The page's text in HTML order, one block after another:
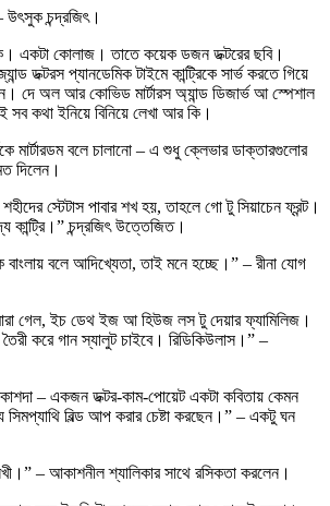
চন্দ্রজিৎ।
একটা কোলাজ। তাতে কয়েক ডজন ডক্টরের ছবি।
ডক্টরস প্যানডেমিক টাইমে কান্ট্রিকে সার্ভ করতে গিয়ে
দে অল আর কোভিড মার্টারস অ্যান্ড ডিজার্ভ আ স্পেশাল
কথা ইনিয়ে বিনিয়ে লেখা আর কি।
মার্টারডম বলে চালানো – এ শুধু ক্লেভার ডাক্তারগুলোর
দিলেন।
স্টেটাস পাবার শখ হয়, তাহলে গো টু সিয়াচেন ফ্রন্ট।
কান্ট্রি।” চন্দ্রজিৎ উত্তেজিত।
বলে আদিখ্যেতা, তাই মনে হচ্ছে।” – রীনা যোগ
গেল, ইচ ডেথ ইজ আ হিউজ লস টু দেয়ার ফ্যামিলিজ।
করে গান স্যালুট চাইবে। রিডিকিউলাস।” –
– একজন ডক্টর-কাম-পোয়েট একটা কবিতায় কেমন
বিল্ড আপ করার চেষ্টা করছেন।” – একটু ঘন
– আকাশনীল শ্যালিকার সাথে রসিকতা করলেন।